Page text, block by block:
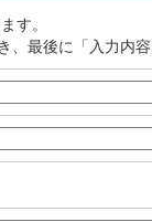
す。
、最後に「入力内